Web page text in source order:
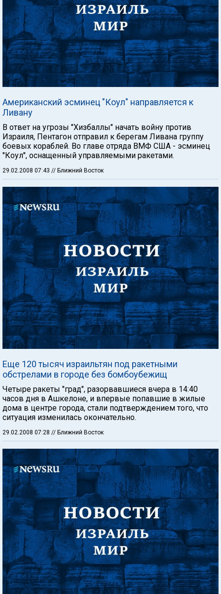
Американский эсминец "Коул" направляется к
Ливану
В ответ на угрозы "Хизбаллы" начать войну против
Израиля, Пентагон отправил к берегам Ливана группу
боевых кораблей. Во главе отряда ВМФ США - эсминец
"Коул", оснащенный управляемыми ракетами.
29.02.2008 07:43 // Ближний Восток
Еще 120 тысяч израильтян под ракетными
обстрелами в городе без бомбоубежищ
Четыре ракеты "град", разорвавшиеся вчера в 14:40
часов дня в Ашкелоне, и впервые попавшие в жилые
дома в центре города, стали подтверждением того, что
ситуация изменилась окончательно.
29.02.2008 07:28 // Ближний Восток